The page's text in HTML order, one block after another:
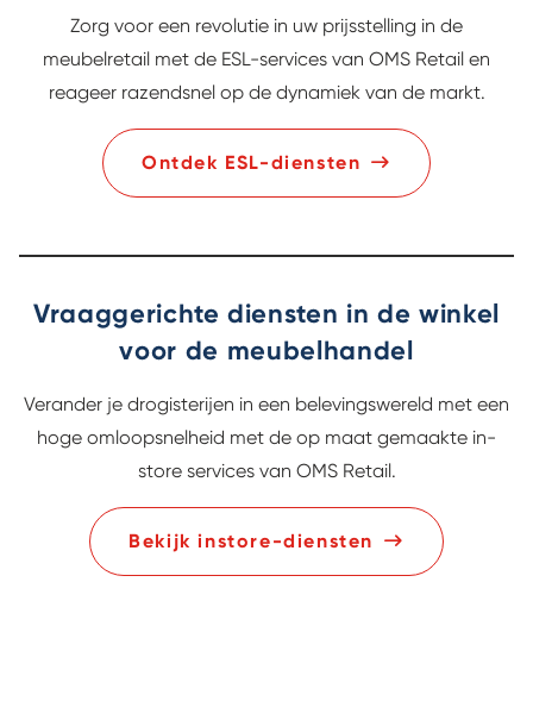
Zorg voor een revolutie in uw prijsstelling in de
meubelretail met de ESL-services van OMS Retail en
reageer razendsnel op de dynamiek van de markt.
Ontdek ESL-diensten
Vraaggerichte diensten in de winkel
voor de meubelhandel
Verander je drogisterijen in een belevingswereld met een
hoge omloopsnelheid met de op maat gemaakte in-
store services van OMS Retail.
Bekijk instore-diensten